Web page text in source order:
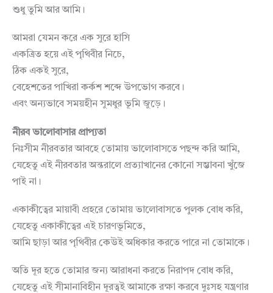
শুধু তুমি আর আমি।
আমরা যেমন করে এক সুরে হাসি
একত্রিত হয়ে এই পৃথিবীর নিচে,
ঠিক একই সুরে,
বেহেশতের পাখিরা কর্কশ শব্দে উপভোগ করবে।
এবং অন্যভাবে সময়হীন সুমধুর ভূমি জুড়ে।
নীরব ভালোবাসার প্রাপ্যতা
নিঃসীম নীরবতার আবহে তোমায় ভালোবাসতে পছন্দ করি আমি,
যেহেতু এই নীরবতার অন্তরালে প্রত্যাখানের কোনো সম্ভাবনা খুঁজে
পাই না।
একাকীত্বের মায়াবী প্রহরে তোমায় ভালোবাসতে পুলক বোধ করি,
যেহেতু একাকীত্বের এই চারণভূমিতে,
আমি ছাড়া আর পৃথিবীর কেউই অধিকার করতে পারে না তোমাকে।
অতি দূর হতে তোমার জন্য আরাধনা করতে নিরাপদ বোধ করি,
যেহেতু এই সীমানাবিহীন দূরত্বই আমাকে রক্ষা করবে দুঃসহ যন্ত্রণার